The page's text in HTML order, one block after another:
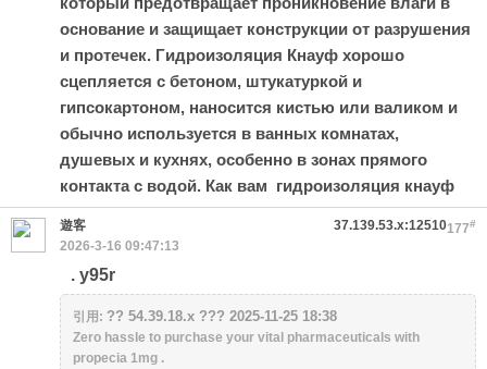
основание и защищает конструкции от разрушения
и протечек. Гидроизоляция Кнауф хорошо
сцепляется с бетоном, штукатуркой и
гипсокартоном, наносится кистью или валиком и
обычно используется в ванных комнатах,
душевых и кухнях, особенно в зонах прямого
контакта с водой. Как вам гидроизоляция кнауф
177#
遊客
37.139.53.x:12510
2026-3-16 09:47:13
. y95r
引用: ?? 54.39.18.x ??? 2025-11-25 18:38
Zero hassle to purchase your vital pharmaceuticals with
propecia 1mg .